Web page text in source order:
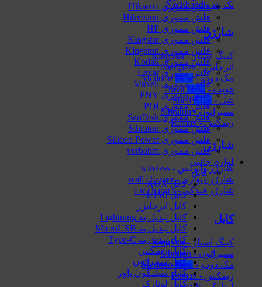
نک بند - Neckband
شارژر
کینگ استار - KingStar
انرجایزر - Energizer
مک دودو - Mcdodo
هویت - Havit
شل - Shell
سیبراتون - Sibraton
ریمکس - Remax
شارژر
شارژر وایرلس - wireless
شارژر دیواری - wall charger
شارژر فندکی - car charger
کابل
کینگ استار - KingStar
سیبراتون - Sibraton
مک دودو - Mcdodo
ریمکس - Remax
فلش مموری Hiksemi
فلش مموری Hikvision
فلش مموری HP
فلش مموری Kingstar
فلش مموری Kingston
فلش مموری Kodak
فلش مموری Lexar
فلش مموری Maxell
فلش مموری PNY
فلش مموری PQI
فلش مموری SanDisk
فلش مموری Sibraton
فلش مموری Silicon Power
فلش مموری verbatim
لوازم جانبی
کابل
کابل AUX
کابل HDMI
کابل انرجایزر
کابل تبدیل به Lightning
کابل تبدیل به MicroUSB
کابل تبدیل به Type-C
کابل ریمکس
کابل سیبراتون
کابل سیلیکون پاور
کابل لونارک